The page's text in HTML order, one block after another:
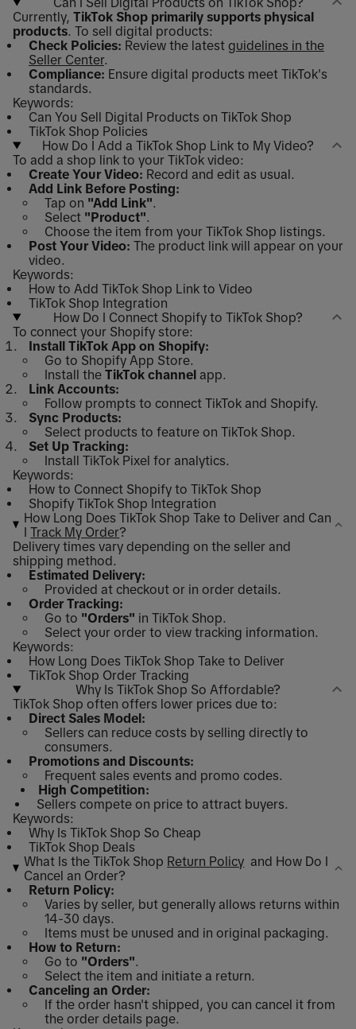
Currently, TikTok Shop primarily supports physical
products. To sell digital products:
Check Policies: Review the latest guidelines in the
Seller Center.
Compliance: Ensure digital products meet TikTok's
standards.
Keywords:
Can You Sell Digital Products on TikTok Shop
TikTok Shop Policies
How Do I Add a TikTok Shop Link to My Video?
To add a shop link to your TikTok video:
Create Your Video: Record and edit as usual.
Add Link Before Posting:
Tap on "Add Link".
Select "Product".
Choose the item from your TikTok Shop listings.
Post Your Video: The product link will appear on your
video.
Keywords:
How to Add TikTok Shop Link to Video
TikTok Shop Integration
How Do I Connect Shopify to TikTok Shop?
To connect your Shopify store:
Install TikTok App on Shopify:
Go to Shopify App Store.
Install the TikTok channel app.
Link Accounts:
Follow prompts to connect TikTok and Shopify.
Sync Products:
Select products to feature on TikTok Shop.
Set Up Tracking:
Install TikTok Pixel for analytics.
Keywords:
How to Connect Shopify to TikTok Shop
Shopify TikTok Shop Integration
How Long Does TikTok Shop Take to Deliver and Can
ITrack My Order?
Delivery times vary depending on the seller and
shipping method.
Estimated Delivery:
Provided at checkout or in order details.
Order Tracking:
Go to "Orders" in TikTok Shop.
Select your order to view tracking information.
Keywords:
How Long Does TikTok Shop Take to Deliver
TikTok Shop Order Tracking
Why Is TikTok Shop So Affordable?
TikTok Shop often offers lower prices due to:
Direct Sales Model:
Sellers can reduce costs by selling directly to
consumers.
Promotions and Discounts:
Frequent sales events and promo codes.
High Competition:
Sellers compete on price to attract buyers.
Keywords:
Why Is TikTok Shop So Cheap
TikTok Shop Deals
What Is the TikTok Shop Return Policy and How Do I
Cancel an Order?
Return Policy:
Varies by seller, but generally allows returns within
14-30 days.
Items must be unused and in original packaging.
How to Return:
Go to "Orders".
Select the item and initiate a return.
Canceling an Order:
If the order hasn't shipped, you can cancel it from
the order details page.